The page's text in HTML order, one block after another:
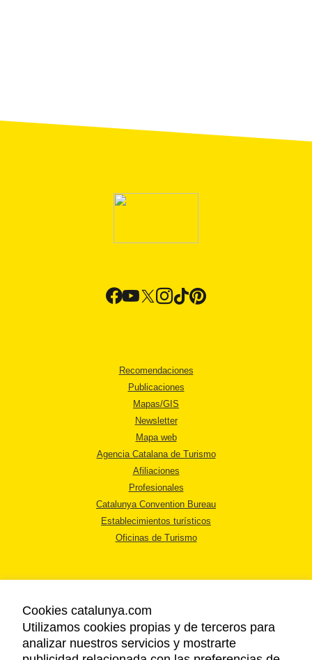
Recomendaciones
Publicaciones
Mapas/GIS
Newsletter
Mapa web
Agencia Catalana de Turismo
Afiliaciones
Profesionales
Catalunya Convention Bureau
Establecimientos turísticos
Oficinas de Turismo
AVISO LEGAL
POLÍTICA DE PRIVACIDAD
Cookies catalunya.com
Utilizamos cookies propias y de terceros para
analizar nuestros servicios y mostrarte